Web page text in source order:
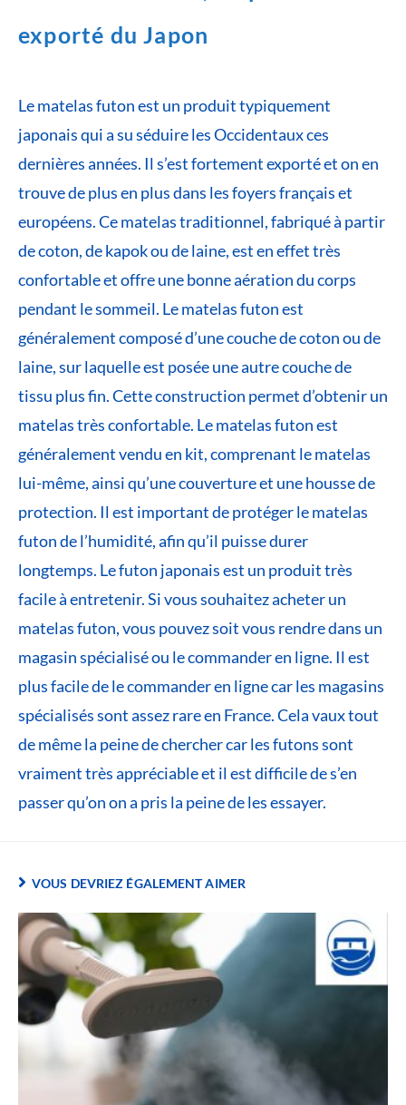
exporté du Japon
Le matelas futon est un produit typiquement
japonais qui a su séduire les Occidentaux ces
dernières années. Il s’est fortement exporté et on en
trouve de plus en plus dans les foyers français et
européens. Ce matelas traditionnel, fabriqué à partir
de coton, de kapok ou de laine, est en effet très
confortable et offre une bonne aération du corps
pendant le sommeil. Le matelas futon est
généralement composé d’une couche de coton ou de
laine, sur laquelle est posée une autre couche de
tissu plus fin. Cette construction permet d’obtenir un
matelas très confortable. Le matelas futon est
généralement vendu en kit, comprenant le matelas
lui-même, ainsi qu’une couverture et une housse de
protection. Il est important de protéger le matelas
futon de l’humidité, afin qu’il puisse durer
longtemps. Le futon japonais est un produit très
facile à entretenir. Si vous souhaitez acheter un
matelas futon, vous pouvez soit vous rendre dans un
magasin spécialisé ou le commander en ligne. Il est
plus facile de le commander en ligne car les magasins
spécialisés sont assez rare en France. Cela vaux tout
de même la peine de chercher car les futons sont
vraiment très appréciable et il est difficile de s’en
passer qu’on on a pris la peine de les essayer.
VOUS DEVRIEZ ÉGALEMENT AIMER